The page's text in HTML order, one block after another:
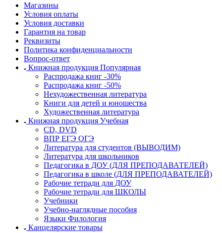
Магазины
Условия оплаты
Условия доставки
Гарантия на товар
Реквизиты
Политика конфиденциальности
Вопрос-ответ
Книжная продукция Популярная
Распродажа книг -30%
Распродажа книг -50%
Нехудожественная литература
Книги для детей и юношества
Художественная литература
Книжная продукция Учебная
CD, DVD
ВПР ЕГЭ ОГЭ
Литература для студентов (ВЫВОДИМ)
Литература для школьников
Педагогика в ДОУ (ДЛЯ ПРЕПОДАВАТЕЛЕЙ)
Педагогика в школе (ДЛЯ ПРЕПОДАВАТЕЛЕЙ)
Рабочие тетради для ДОУ
Рабочие тетради для ШКОЛЫ
Учебники
Учебно-наглядные пособия
Языки Филология
Канцелярские товары